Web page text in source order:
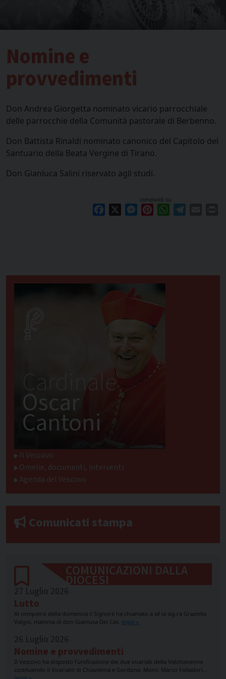
Nomine e
provvedimenti
Don Andrea Giorgetta nominato vicario parrocchiale
delle parrocchie della Comunità pastorale di Berbenno.
Don Battista Rinaldi nominato canonico del Capitolo del
Santuario della Beata Vergine di Tirano.
Don Gianluca Salini riservato agli studi.
condividi su
Facebook Messenger
PinterestWhatsApp
Cardinale
Oscar
Cantoni
Il Vescovo
Omelie, documenti, interventi
Agenda del Vescovo
Comunicati stampa
COMUNICAZIONI DALLA
DIOCESI
27 Luglio 2026
Lutto
Al compiersi della domenica il Signore ha chiamato a sé la sig.ra Graziella
Valgoi, mamma di don Gianluca Dei Cas. leggi »
26 Luglio 2026
Nomine e provvedimenti
Il Vescovo ha disposto l’unificazione dei due vicariati della Valchiavenna
costituendo il Vicariato di Chiavenna e Gordona. Mons. Marco Folladori…